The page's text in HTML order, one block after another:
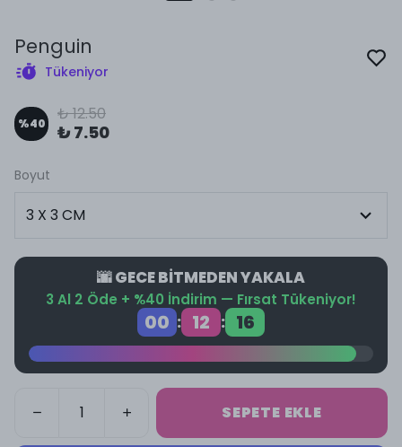
Penguin
Tükeniyor
%40 ₺ 12.50
₺ 7.50
Boyut
🌆 GECE BİTMEDEN YAKALA
3 Al 2 Öde + %40 İndirim — Fırsat Tükeniyor!
00 : 12 : 16
SEPETE EKLE